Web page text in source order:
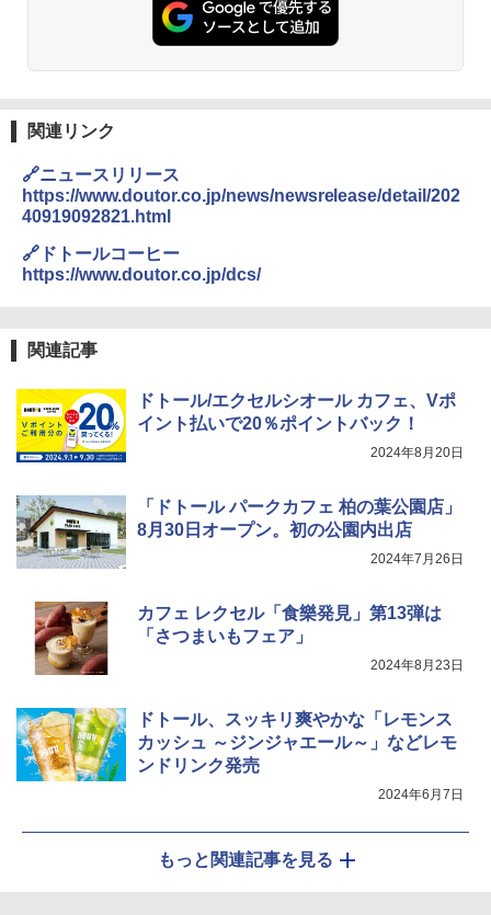
チーム調理 自動メニュー19種搭載 角皿
付き ブラック MRK-F250TSV(B)
￥19,990
ーム調理 フラットテーブル トースト機
能 自動メニュー33種 簡単お手入れ ブラ
￥26,800
4
ジ 赤外線センサー ノンフライ調理 簡単
お手入れ 小型 新生活 一人暮らし 二人暮
らし ファミリー
5
シャープ ウォーターオーブン ヘルシオ
￥44,800
関連リンク
🔗ニュースリリース
https://www.doutor.co.jp/news/newsrelease/detail/202
40919092821.html
🔗ドトールコーヒー
https://www.doutor.co.jp/dcs/
関連記事
ドトール/エクセルシオール カフェ、Vポ
イント払いで20％ポイントバック！
2024年8月20日
「ドトール パークカフェ 柏の葉公園店」
8月30日オープン。初の公園内出店
2024年7月26日
カフェ レクセル「食樂発見」第13弾は
「さつまいもフェア」
2024年8月23日
ドトール、スッキリ爽やかな「レモンス
カッシュ ～ジンジャエール～」などレモ
ンドリンク発売
2024年6月7日
もっと関連記事を見る